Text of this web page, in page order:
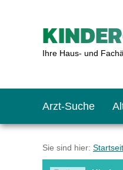
Ihre Haus- und
Arzt-Suche
Sie sind hier: